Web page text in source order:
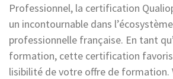
Professionnel, la certification
un incontournable dans
professionnelle française. En tant
formation, cette certification
lisibilité de votre offre de formation.